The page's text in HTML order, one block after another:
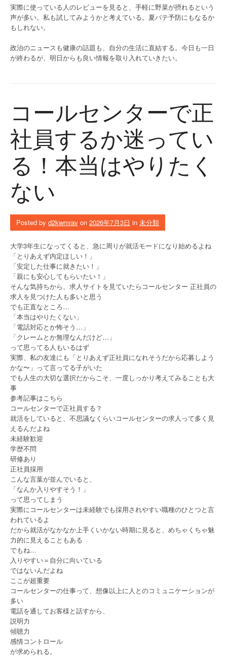
実際に使っている人のレビューを見ると、手軽に野菜が摂れるという
声が多い。私も試してみようかと考えている。夏バテ予防にもなるか
もしれない。
政治のニュースも健康の話題も、自分の生活に直結する。今日も一日
が終わるが、明日からも良い情報を取り入れていきたい。
コールセンターで正
社員するか迷ってい
る！本当はやりたく
ない
Posted by d2kwmrav on 2026年7月3日 in 未分類
大学3年生になってくると、急に周りが就活モードになり始めるよね
「とりあえず内定ほしい！」
「安定した仕事に就きたい！」
「親にも安心してもらいたい！」
そんな気持ちから、求人サイトを見ていたらコールセンター 正社員の
求人を見つけた人も多いと思う
でも正直なところ…
「本当はやりたくない」
「電話対応とか怖そう…」
「クレームとか無理なんだけど…」
って思ってる人もいるはず
実際、私の友達にも「とりあえず正社員になれそうだから応募しよう
かな〜」って言ってる子がいた
でも人生の大切な選択だからこそ、一度しっかり考えてみることも大
事
参考記事はこちら
コールセンターで正社員する？
就活をしていると、不思議なくらいコールセンターの求人って多く見
えるんだよね
未経験歓迎
学歴不問
研修あり
正社員採用
こんな言葉が並んでいると、
「なんか入りやすそう！」
って思ってしまう
実際にコールセンターは未経験でも採用されやすい職種のひとつと言
われているよ
だから就活がなかなか上手くいかない時期に見ると、めちゃくちゃ魅
力的に見えることもある
でもね…
入りやすい＝自分に向いている
ではないんだよね
ここが超重要
コールセンターの仕事って、想像以上に人とのコミュニケーションが
多い
電話を通してお客様と話すから、
説明力
傾聴力
感情コントロール
が求められる。